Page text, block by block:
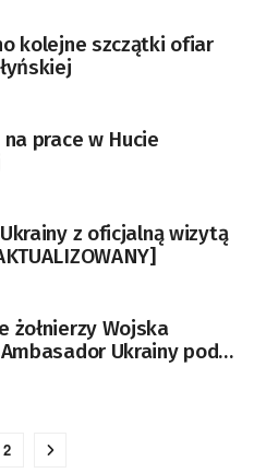
kolejne szczątki ofiar
prace w Hucie
z oficjalną wizytą
żołnierzy Wojska
Ukrainy podał
2